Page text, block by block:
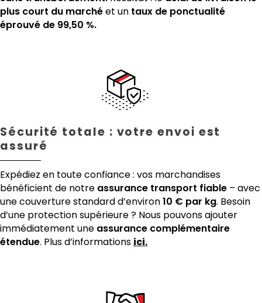
plus court du marchéet un taux de ponctualité
éprouvé de 99,50 %.
Sécurité totale : votre envoi est
assuré
Expédiez en toute confiance : vos marchandises
bénéficient de notre assurance transport fiable – avec
une couverture standard d’environ10 € par kg. Besoin
d’une protection supérieure ? Nous pouvons ajouter
immédiatement une assurance complémentaire
étendue. Plus d’informations ici.